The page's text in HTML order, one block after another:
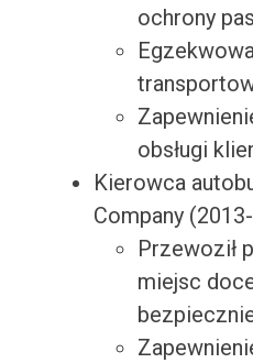
ochrony
obsługi
Kierowca
Company
Przewoził
miejsc